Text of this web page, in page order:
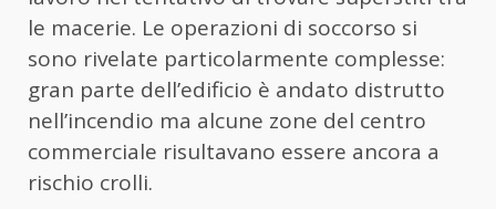
le macerie. Le operazioni di soccorso si
sono rivelate particolarmente complesse:
gran parte dell’edificio è andato distrutto
nell’incendio ma alcune zone del centro
commerciale risultavano essere ancora a
rischio crolli.